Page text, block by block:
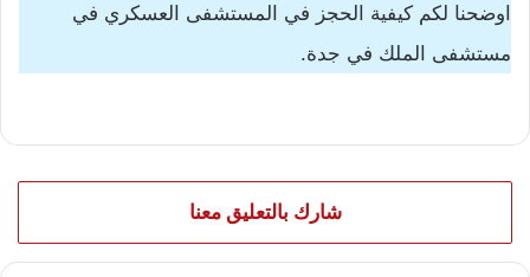
اوضحنا لكم كيفية الحجز في المستشفى العسكري في
مستشفى الملك في جدة.
شارك بالتعليق معنا